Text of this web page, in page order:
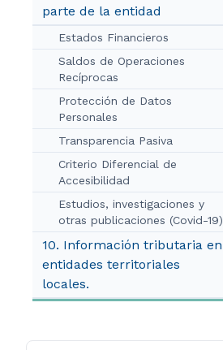
parte de la entidad
Estados Financieros
Saldos de Operaciones
Recíprocas
Protección de Datos
Personales
Transparencia Pasiva
Criterio Diferencial de
Accesibilidad
Estudios, investigaciones y
otras publicaciones (Covid-19)
10. Información tributaria en
entidades territoriales
locales.